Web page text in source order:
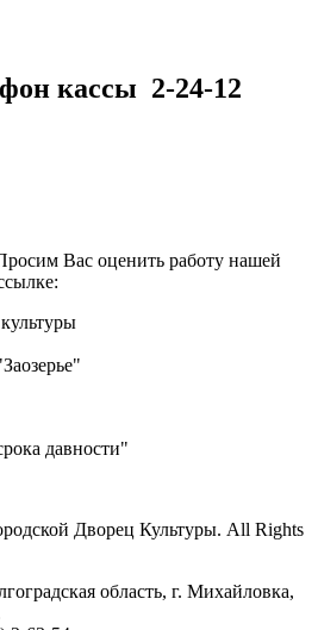
кассы 2-24-12
Вас оценить работу нашей
давности"
Дворец Культуры. All Rights
область, г. Михайловка,